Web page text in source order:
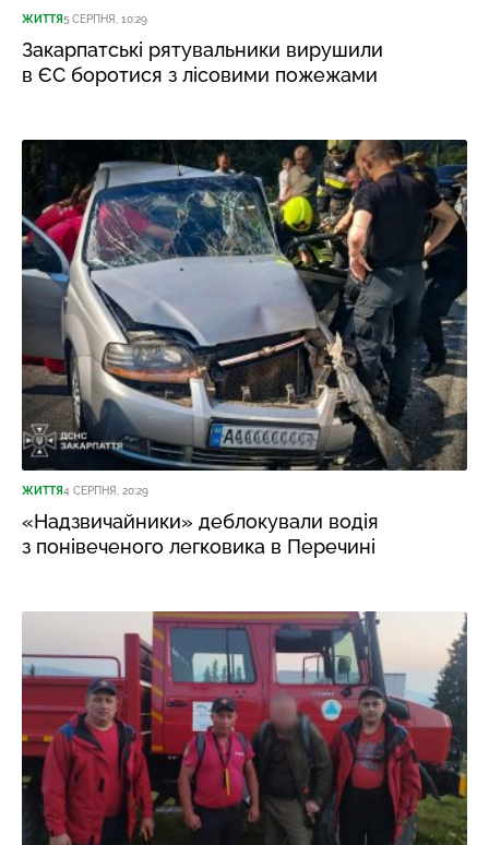
ЖИТТЯ5 СЕРПНЯ, 10:29
Закарпатські рятувальники вирушили
в ЄС боротися з лісовими пожежами
ЖИТТЯ4 СЕРПНЯ, 20:29
«Надзвичайники» деблокували водія
з понівеченого легковика в Перечині